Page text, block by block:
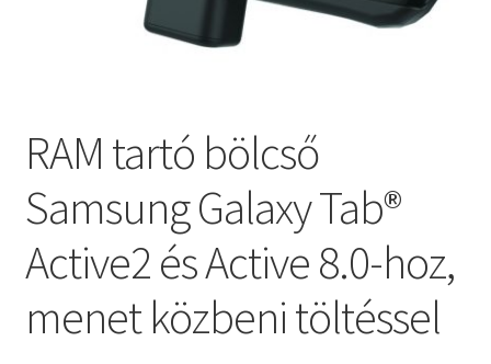
RAM tartó bölcső
Samsung Galaxy Tab®
Active2 és Active 8.0-hoz,
menet közbeni töltéssel